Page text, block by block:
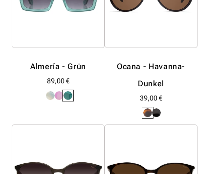
Almería - Grün
Normaler
Preis
89,00 €
Ocana - Havanna-
Dunkel
Normaler
Preis
39,00 €